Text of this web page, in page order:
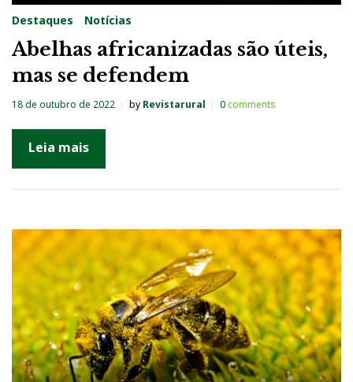
Destaques Notícias
Abelhas africanizadas são úteis,
mas se defendem
18 de outubro de 2022 by Revistarural 0comments
Leia mais